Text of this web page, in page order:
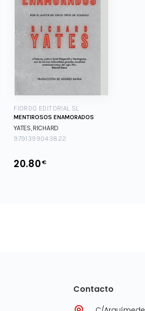
FIORDO EDITORIAL SL
MENTIROSOS ENAMORADOS
YATES, RICHARD
9791399043822
20.80€
Contacto